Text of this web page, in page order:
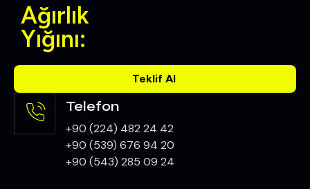
Ağırlık
Yığını:
Teklif Al
Telefon
+90 (224) 482 24 42
+90 (539) 676 94 20
+90 (543) 285 09 24